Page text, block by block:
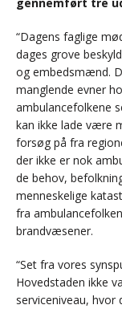
“Dagens faglige
dages grove
og embedsmænd.
manglende evner
ambulancefolkene
kan ikke lade være
forsøg på fra
der ikke er nok
de behov,
menneskelige
fra
brandvæsener.
“Set fra vores
Hovedstaden ikke
serviceniveau, hvor